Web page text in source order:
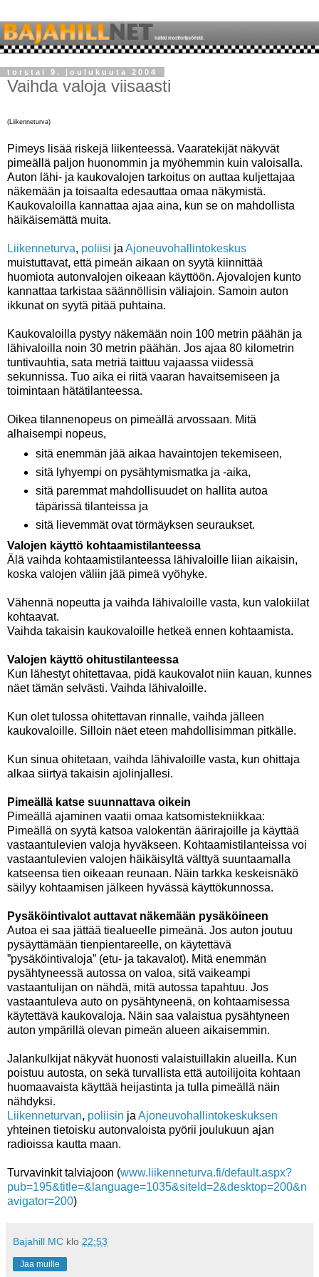
torstai 9. joulukuuta 2004
Vaihda valoja viisaasti
(Liikenneturva)
Pimeys lisää riskejä liikenteessä. Vaaratekijät näkyvät
pimeällä paljon huonommin ja myöhemmin kuin valoisalla.
Auton lähi- ja kaukovalojen tarkoitus on auttaa kuljettajaa
näkemään ja toisaalta edesauttaa omaa näkymistä.
Kaukovaloilla kannattaa ajaa aina, kun se on mahdollista
häikäisemättä muita.
Liikenneturva, poliisi ja Ajoneuvohallintokeskus
muistuttavat, että pimeän aikaan on syytä kiinnittää
huomiota autonvalojen oikeaan käyttöön. Ajovalojen kunto
kannattaa tarkistaa säännöllisin väliajoin. Samoin auton
ikkunat on syytä pitää puhtaina.
Kaukovaloilla pystyy näkemään noin 100 metrin päähän ja
lähivaloilla noin 30 metrin päähän. Jos ajaa 80 kilometrin
tuntivauhtia, sata metriä taittuu vajaassa viidessä
sekunnissa. Tuo aika ei riitä vaaran havaitsemiseen ja
toimintaan hätätilanteessa.
Oikea tilannenopeus on pimeällä arvossaan. Mitä
alhaisempi nopeus,
sitä enemmän jää aikaa havaintojen tekemiseen,
sitä lyhyempi on pysähtymismatka ja -aika,
sitä paremmat mahdollisuudet on hallita autoa
täpärissä tilanteissa ja
sitä lievemmät ovat törmäyksen seuraukset.
Valojen käyttö kohtaamistilanteessa
Älä vaihda kohtaamistilanteessa lähivaloille liian aikaisin,
koska valojen väliin jää pimeä vyöhyke.
Vähennä nopeutta ja vaihda lähivaloille vasta, kun valokiilat
kohtaavat.
Vaihda takaisin kaukovaloille hetkeä ennen kohtaamista.
Valojen käyttö ohitustilanteessa
Kun lähestyt ohitettavaa, pidä kaukovalot niin kauan, kunnes
näet tämän selvästi. Vaihda lähivaloille.
Kun olet tulossa ohitettavan rinnalle, vaihda jälleen
kaukovaloille. Silloin näet eteen mahdollisimman pitkälle.
Kun sinua ohitetaan, vaihda lähivaloille vasta, kun ohittaja
alkaa siirtyä takaisin ajolinjallesi.
Pimeällä katse suunnattava oikein
Pimeällä ajaminen vaatii omaa katsomistekniikkaa:
Pimeällä on syytä katsoa valokentän äärirajoille ja käyttää
vastaantulevien valoja hyväkseen. Kohtaamistilanteissa voi
vastaantulevien valojen häikäisyltä välttyä suuntaamalla
katseensa tien oikeaan reunaan. Näin tarkka keskeisnäkö
säilyy kohtaamisen jälkeen hyvässä käyttökunnossa.
Pysäköintivalot auttavat näkemään pysäköineen
Autoa ei saa jättää tiealueelle pimeänä. Jos auton joutuu
pysäyttämään tienpientareelle, on käytettävä
”pysäköintivaloja” (etu- ja takavalot). Mitä enemmän
pysähtyneessä autossa on valoa, sitä vaikeampi
vastaantulijan on nähdä, mitä autossa tapahtuu. Jos
vastaantuleva auto on pysähtyneenä, on kohtaamisessa
käytettävä kaukovaloja. Näin saa valaistua pysähtyneen
auton ympärillä olevan pimeän alueen aikaisemmin.
Jalankulkijat näkyvät huonosti valaistuillakin alueilla. Kun
poistuu autosta, on sekä turvallista että autoilijoita kohtaan
huomaavaista käyttää heijastinta ja tulla pimeällä näin
nähdyksi.
Liikenneturvan, poliisin ja Ajoneuvohallintokeskuksen
yhteinen tietoisku autonvaloista pyörii joulukuun ajan
radioissa kautta maan.
Turvavinkit talviajoon (www.liikenneturva.fi/default.aspx?
pub=195&title=&language=1035&siteId=2&desktop=200&n
avigator=200)
Bajahill MC klo 22:53
Jaa muille